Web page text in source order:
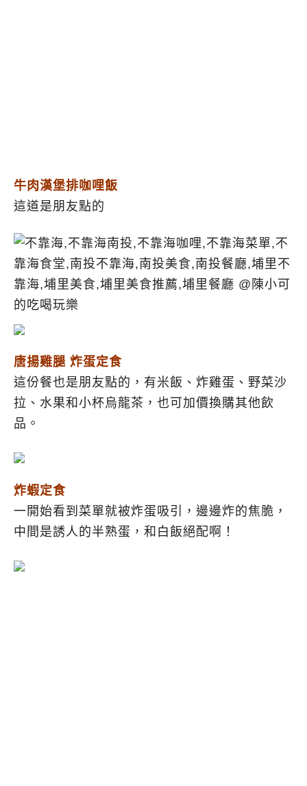
牛肉漢堡排咖哩飯
這道是朋友點的
唐揚雞腿 炸蛋定食
這份餐也是朋友點的，有米飯、炸雞蛋、野菜沙
拉、水果和小杯烏龍茶，也可加價換購其他飲
品。
炸蝦定食
一開始看到菜單就被炸蛋吸引，邊邊炸的焦脆，
中間是誘人的半熟蛋，和白飯絕配啊！